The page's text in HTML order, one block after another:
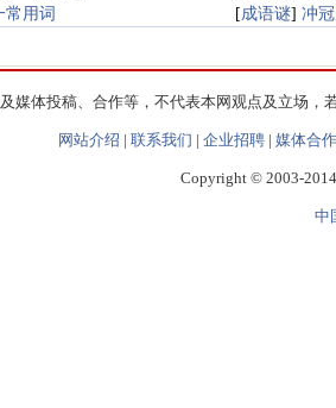
常用词 [成语谜] 冲
媒体投稿、合作等，不代表本网观点及立场
网站介绍 | 联系我们 | 企业招聘 | 媒体合作
Copyright © 2003-
中